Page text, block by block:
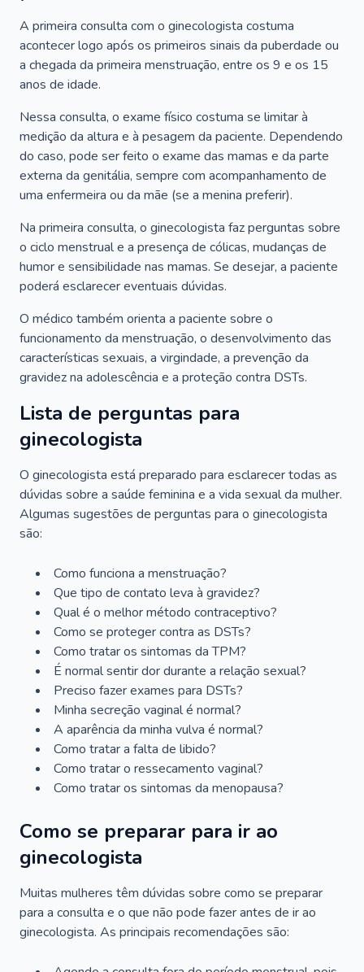
A primeira consulta com o ginecologista costuma
acontecer logo após os primeiros sinais da puberdade ou
a chegada da primeira menstruação, entre os 9 e os 15
anos de idade.
Nessa consulta, o exame físico costuma se limitar à
medição da altura e à pesagem da paciente. Dependendo
do caso, pode ser feito o exame das mamas e da parte
externa da genitália, sempre com acompanhamento de
uma enfermeira ou da mãe (se a menina preferir).
Na primeira consulta, o ginecologista faz perguntas sobre
o ciclo menstrual e a presença de cólicas, mudanças de
humor e sensibilidade nas mamas. Se desejar, a paciente
poderá esclarecer eventuais dúvidas.
O médico também orienta a paciente sobre o
funcionamento da menstruação, o desenvolvimento das
características sexuais, a virgindade, a prevenção da
gravidez na adolescência e a proteção contra DSTs.
Lista de perguntas para
ginecologista
O ginecologista está preparado para esclarecer todas as
dúvidas sobre a saúde feminina e a vida sexual da mulher.
Algumas sugestões de perguntas para o ginecologista
são:
Como funciona a menstruação?
Que tipo de contato leva à gravidez?
Qual é o melhor método contraceptivo?
Como se proteger contra as DSTs?
Como tratar os sintomas da TPM?
É normal sentir dor durante a relação sexual?
Preciso fazer exames para DSTs?
Minha secreção vaginal é normal?
A aparência da minha vulva é normal?
Como tratar a falta de libido?
Como tratar o ressecamento vaginal?
Como tratar os sintomas da menopausa?
Como se preparar para ir ao
ginecologista
Muitas mulheres têm dúvidas sobre como se preparar
para a consulta e o que não pode fazer antes de ir ao
ginecologista. As principais recomendações são: